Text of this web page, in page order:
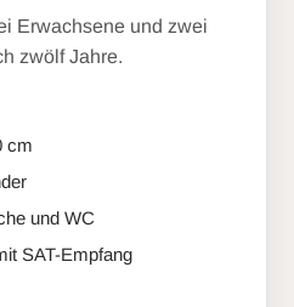
Erwachsene und zwei
zwölf Jahre.
cm
und WC
SAT-Empfang